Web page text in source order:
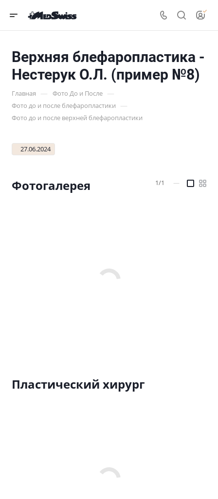
Верхняя блефаропластика -
Нестерук О.Л. (пример №8)
Главная — Фото До и После —
Фото до и после блефаропластики —
Фото до и после верхней блефаропластики
27.06.2024
Фотогалерея 1/1 —
Пластический хирург